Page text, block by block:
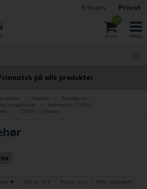
Erhverv Privat
0
på alle produkter
Mærker
Brenderup-
cargotrailer
Brenderup CD300
CD300 - Tilbehør
Ældste først Nyeste først Mest populære